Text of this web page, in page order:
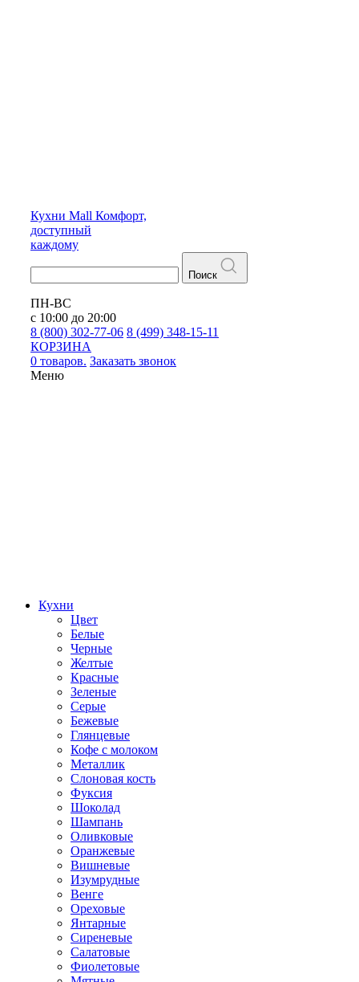
Кухни Mall Комфорт,
доступный
каждому
Поиск
ПН-ВС
с 10:00 до 20:00
8 (800) 302-77-06 8 (499) 348-15-11
КОРЗИНА
0 товаров. Заказать звонок
Меню
Кухни
Цвет
Белые
Черные
Желтые
Красные
Зеленые
Серые
Бежевые
Глянцевые
Кофе с молоком
Металлик
Слоновая кость
Фуксия
Шоколад
Шампань
Оливковые
Оранжевые
Вишневые
Изумрудные
Венге
Ореховые
Янтарные
Сиреневые
Салатовые
Фиолетовые